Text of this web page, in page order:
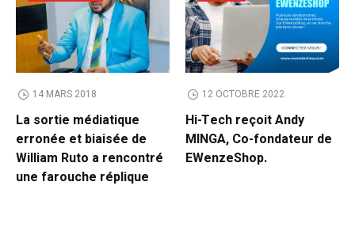
14 MARS 2018
La sortie médiatique
erronée et biaisée de
William Ruto a rencontré
une farouche réplique
12 OCTOBRE 2022
Hi-Tech reçoit Andy
MINGA, Co-fondateur de
EWenzeShop.